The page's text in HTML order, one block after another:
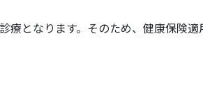
療となります。そのため、健康保険